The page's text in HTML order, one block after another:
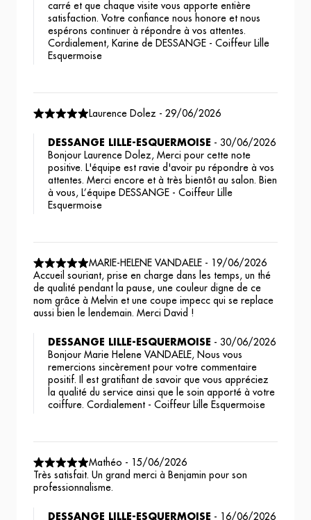
carré et que chaque visite vous apporte entière
satisfaction. Votre confiance nous honore et nous
espérons continuer à répondre à vos attentes.
Cordialement, Karine de DESSANGE - Coiffeur Lille
Esquermoise
Laurence Dolez - 29/06/2026
DESSANGE LILLE-ESQUERMOISE - 30/06/2026
Bonjour Laurence Dolez, Merci pour cette note
positive. L'équipe est ravie d'avoir pu répondre à vos
attentes. Merci encore et à très bientôt au salon. Bien
à vous, L’équipe DESSANGE - Coiffeur Lille
Esquermoise
MARIE-HELENE VANDAELE - 19/06/2026
Accueil souriant, prise en charge dans les temps, un thé
de qualité pendant la pause, une couleur digne de ce
nom grâce à Melvin et une coupe impecc qui se replace
aussi bien le lendemain. Merci David !
DESSANGE LILLE-ESQUERMOISE - 30/06/2026
Bonjour Marie Helene VANDAELE, Nous vous
remercions sincèrement pour votre commentaire
positif. Il est gratifiant de savoir que vous appréciez
la qualité du service ainsi que le soin apporté à votre
coiffure. Cordialement - Coiffeur Lille Esquermoise
Mathéo - 15/06/2026
Très satisfait. Un grand merci à Benjamin pour son
professionnalisme.
DESSANGE LILLE-ESQUERMOISE - 16/06/2026